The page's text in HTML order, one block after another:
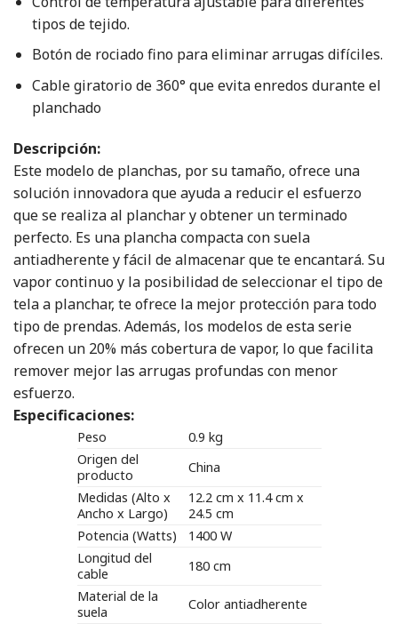
tipos de tejido.
Botón de rociado fino para eliminar arrugas difíciles.
Cable giratorio de 360° que evita enredos durante el
planchado
Descripción:
Este modelo de planchas, por su tamaño, ofrece una
solución innovadora que ayuda a reducir el esfuerzo
que se realiza al planchar y obtener un terminado
perfecto. Es una plancha compacta con suela
antiadherente y fácil de almacenar que te encantará. Su
vapor continuo y la posibilidad de seleccionar el tipo de
tela a planchar, te ofrece la mejor protección para todo
tipo de prendas. Además, los modelos de esta serie
ofrecen un 20% más cobertura de vapor, lo que facilita
remover mejor las arrugas profundas con menor
esfuerzo.
Especificaciones:
Peso
0.9 kg
Origen del
producto
China
Medidas (Alto x
Ancho x Largo)
12.2 cm x 11.4 cm x
24.5 cm
Potencia (Watts)
1400 W
Longitud del
cable
180 cm
Material de la
suela
Color antiadherente